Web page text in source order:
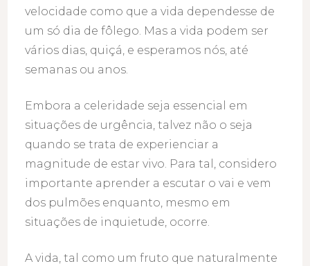
velocidade como que a vida dependesse de
um só dia de fôlego. Mas a vida podem ser
vários dias, quiçá, e esperamos nós, até
semanas ou anos.
Embora a celeridade seja essencial em
situações de urgência, talvez não o seja
quando se trata de experienciar a
magnitude de estar vivo. Para tal, considero
importante aprender a escutar o vai e vem
dos pulmões enquanto, mesmo em
situações de inquietude, ocorre.
A vida, tal como um fruto que naturalmente